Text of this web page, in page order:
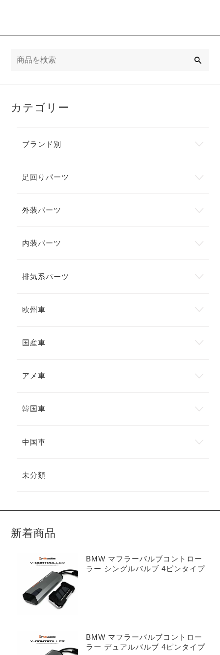
カテゴリー
ブランド別
足回りパーツ
外装パーツ
内装パーツ
排気系パーツ
欧州車
国産車
アメ車
韓国車
中国車
未分類
新着商品
BMW マフラーバルブコントロー
ラー シングルバルブ 4ピンタイプ
BMW マフラーバルブコントロー
ラー デュアルバルブ 4ピンタイプ